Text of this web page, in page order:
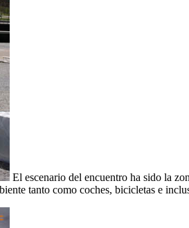
El escenario del encuentro ha sido la
tanto como coches, bicicletas e